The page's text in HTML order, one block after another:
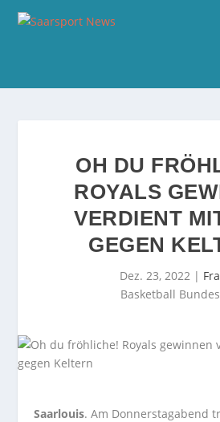
OH DU
ROYALS
VERDIENT
GEGEN
Dez. 23, 2022|
Basketball
Saarlouis. Am Donnerstagabend